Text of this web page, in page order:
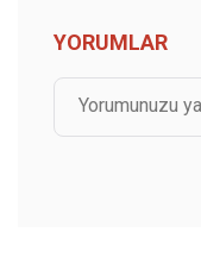
YORUMLAR